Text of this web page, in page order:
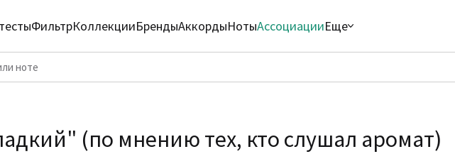
ФильтрКоллекцииБрендыАккордыНотыАссоциацииЕще
(по мнению тех, кто слушал аромат)